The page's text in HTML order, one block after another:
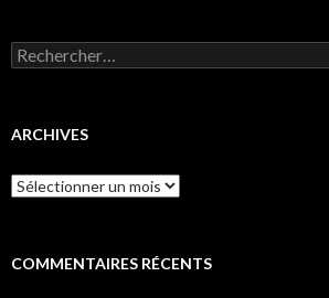
Rechercher :
ARCHIVES
Archives
COMMENTAIRES RÉCENTS